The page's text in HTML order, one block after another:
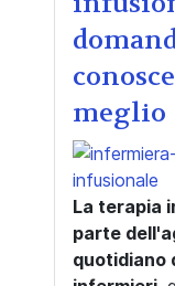
meglio
La terapia
parte
quotidiano